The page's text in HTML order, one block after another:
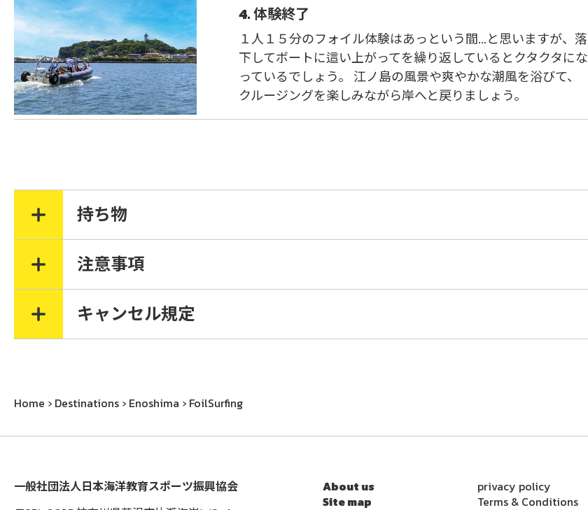
4. 体験終了
１人１５分のフォイル体験はあっという間...と思いますが、落
下してボートに這い上がってを繰り返しているとクタクタにな
っているでしょう。 江ノ島の風景や爽やかな潮風を浴びて、
クルージングを楽しみながら岸へと戻りましょう。
持ち物
注意事項
キャンセル規定
Home Destinations Enoshima FoilSurfing
一般社団法人日本海洋教育スポーツ振興協会
About us
Site map
privacy policy
Terms & Conditions